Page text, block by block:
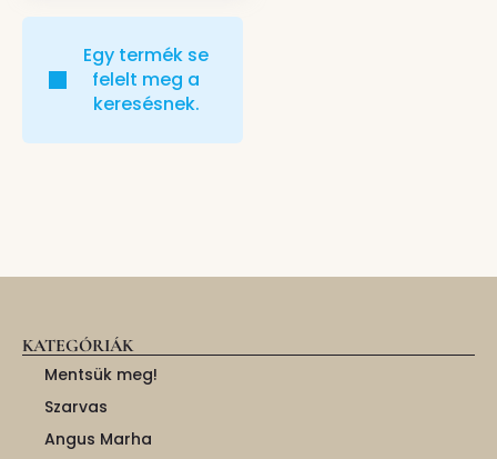
Egy termék se
felelt meg a
keresésnek.
KATEGÓRIÁK
Mentsük meg!
Szarvas
Angus Marha